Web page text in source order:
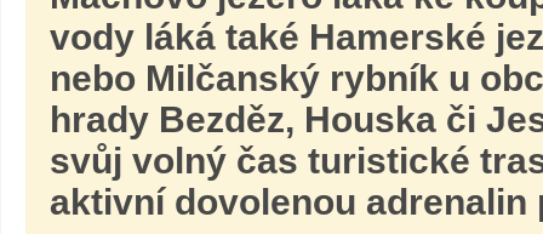
vody láká také Hamerské
nebo Milčanský rybník u
hrady Bezděz, Houska či
svůj volný čas turistické
aktivní dovolenou